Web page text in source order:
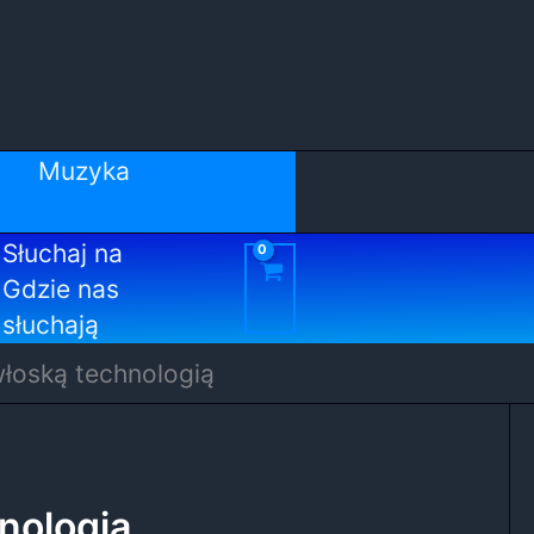
Muzyka
Słuchaj na
Gdzie nas
słuchają
technologią